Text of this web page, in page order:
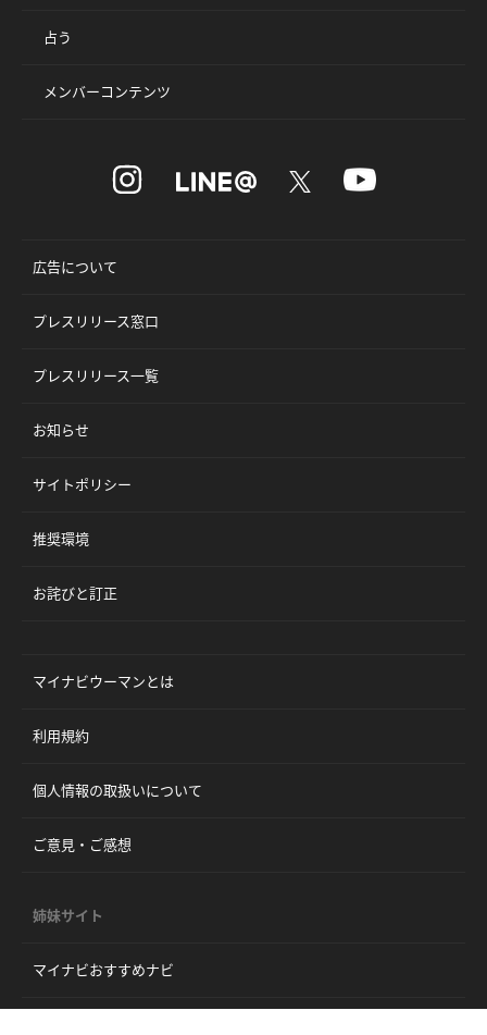
占う
メンバーコンテンツ
広告について
プレスリリース窓口
プレスリリース一覧
お知らせ
サイトポリシー
推奨環境
お詫びと訂正
マイナビウーマンとは
利用規約
個人情報の取扱いについて
ご意見・ご感想
姉妹サイト
マイナビおすすめナビ